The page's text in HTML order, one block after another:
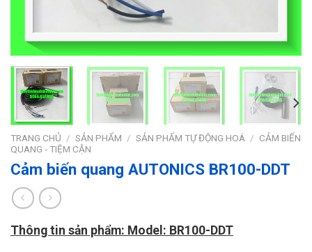
TRANG CHỦ / SẢN PHẨM / SẢN PHẨM TỰ ĐỘNG HOÁ / CẢM BIẾN
QUANG - TIỆM CẬN
Cảm biến quang AUTONICS BR100-DDT
Thông tin sản phẩm: Model: BR100-DDT